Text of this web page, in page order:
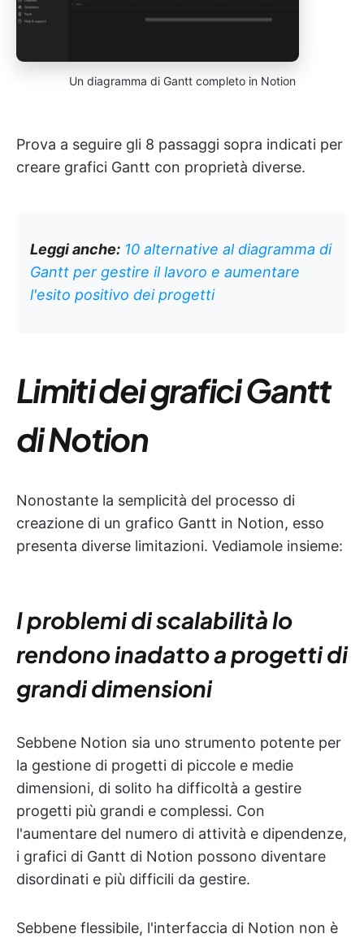
Un diagramma di Gantt completo in Notion
Prova a seguire gli 8 passaggi sopra indicati per
creare grafici Gantt con proprietà diverse.
Leggi anche: 10 alternative al diagramma di
Gantt per gestire il lavoro e aumentare
l'esito positivo dei progetti
Limiti dei grafici Gantt
di Notion
Nonostante la semplicità del processo di
creazione di un grafico Gantt in Notion, esso
presenta diverse limitazioni. Vediamole insieme:
I problemi di scalabilità lo
rendono inadatto a progetti di
grandi dimensioni
Sebbene Notion sia uno strumento potente per
la gestione di progetti di piccole e medie
dimensioni, di solito ha difficoltà a gestire
progetti più grandi e complessi. Con
l'aumentare del numero di attività e dipendenze,
i grafici di Gantt di Notion possono diventare
disordinati e più difficili da gestire.
Sebbene flessibile, l'interfaccia di Notion non è